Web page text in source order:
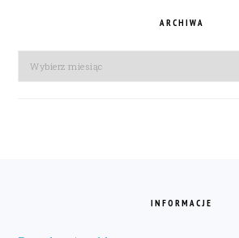
ARCHIWA
Archiwa
INFORMACJE